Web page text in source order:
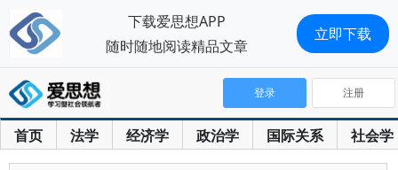
首页 法学 经济学 政治学 国际关系 社会学
登录 注册
下载爱思想APP
随时随地阅读精品文章
立即下载